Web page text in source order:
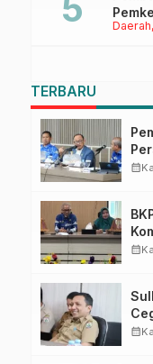
Daerah
TERBARU
calendar_month
calendar_month
calendar_month